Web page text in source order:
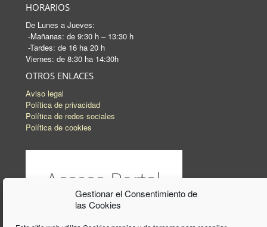
Gestionar el Consentimiento de
las Cookies
HORARIOS
De Lunes a Jueves:
-Mañanas: de 9:30 h – 13:30 h
-Tardes: de 16 ha 20 h
Viernes: de 8:30 ha 14:30h
OTROS ENLACES
Aviso legal
Política de privacidad
Política de redes sociales
Política de cookies